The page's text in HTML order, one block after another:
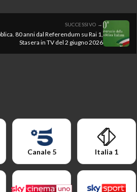
SUCCESSIVO →
80 anni dal Referendum su Rai 1,
Stasera in TV del 2 giugno 2026
Canale 5 Italia 1